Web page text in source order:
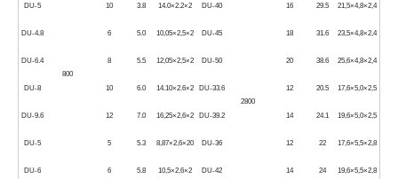
DU-5 10 3.8 14.0×2.2×2 DU-40 16 29.5 21,5×4,8×2,4
DU-4.8
800
6 5.0 10,05×2,5×2 DU-45 18 31.6 23,5×4,8×2,4
DU-6.4 8 5.5 12,05×2,5×2 DU-50 20 38.6 25,6×4,8×2,4
DU-8 10 6.0 14.10×2.6×2 DU-33.6
2800
12 20.5 17,6×5,0×2,5
DU-9.6 12 7.0 16,25×2,6×2 DU-39.2 14 24.1 19,6×5,0×2,5
DU-5 5 5.3 8,87×2,6×20 DU-36 12 22 17,6×5,5×2,8
DU-6 6 5.8 10,5×2,6×2 DU-42 14 24 19,6×5,5×2,8